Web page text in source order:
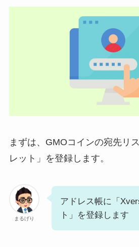
まずは、GMOコインの宛先リ
レット」を登録します。
まるげり
アドレス帳に「
ト」を登録します